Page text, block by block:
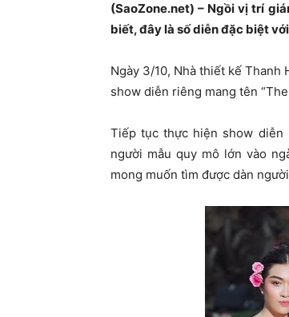
(SaoZone.net) – Ngồi vị trí
biết, đây là số diễn đặc biệt
Ngày 3/10, Nhà thiết kế
show diễn riêng mang tên
Tiếp tục thực hiện show diễn
người mẫu quy mô lớn vào
mong muốn tìm được dàn